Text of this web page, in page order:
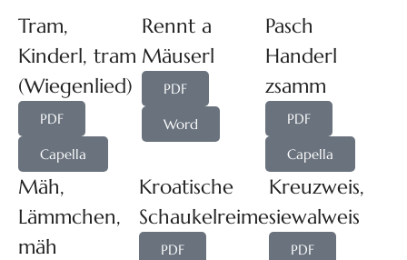
Tram,
Kinderl, tram
(Wiegenlied)
PDF
Capella
Rennt a
Mäuserl
PDF
Word
Pasch
Handerl
zsamm
PDF
Capella
Mäh,
Lämmchen,
mäh
Kroatische
Schaukelreime
PDF
Kreuzweis,
siewalweis
PDF